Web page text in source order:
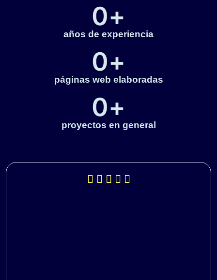
años de experiencia
0+
páginas web elaboradas
0+
proyectos en general
0+